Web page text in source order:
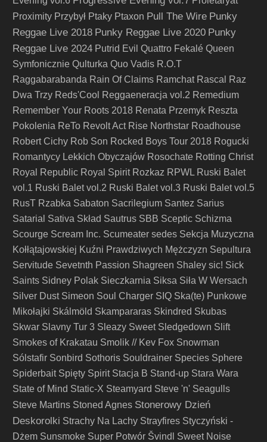
Proximity Przybył Ptaky Ptaxon Pull The Wire Punky
Reggae Live 2018 Punky Reggae Live 2020 Punky
Reggae Live 2024 Putrid Evil Quattro Fekalé Queen
Symfonicznie Qulturka Quo Vadis R.O.T
Raggabarabanda Rain Of Claims Ramchat Rascal
Raz
Dwa Trzy Reds'Cool Reggaeneracja vol.2 Remedium
Remember Your Roots 2018 Renata Przemyk Reszta
Pokolenia ReTo Revolt Act Rise Northstar Roadhouse
Robert Cichy Rob Son Rocked Boys Tour 2018 Rogucki
Romantycy Lekkich Obyczajów Rosochate Rotting Christ
Royal Republic Royal Spirit Rozkaz RPWL Ruski Balet
vol.1 Ruski Balet vol.2 Ruski Balet vol.3 Ruski Balet vol.5
RusT Rzabka Sabaton Sacrilegium Santez Sarius
Satarial Sativa Skład Sautrus SBB Sceptic Schizma
Scourge Scream Inc. Scumeater sedes Sekcja Muzyczna
Kołłątajowskiej Kuźni Prawdziwych Mężczyzn Sepultura
Servitude Sevetnth Passion Shagreen Shaley sic! Sick
Saints Sidney Polak Sieczkarnia Siksa Siła W Wersach
Silver Dust Simeon Soul Charger SIQ Ska(te) Punkowe
Mikołajki Skálmöld Skampararas Skindred Skubas
Skwar Slavny Tur 3 Sleazy Sweet Sledgedown Slift
Smokes of Krakatau Smolik // Kev Fox Snowman
Sólstafir Sonbird Sothoris Souldrainer Species Sphere
Spiderbait Spięty Spirit Stacja B Stand-up Stara Wara
State of Mind Static-X Steamyard Steve 'n' Seagulls
Steve Martins Stoned Agnes Stonerowy Dzień
Deskorolki Strachy Na Lachy Strayfires Styczyński -
Dżem Sunsmoke Super Potwór Švindl Sweet Noise